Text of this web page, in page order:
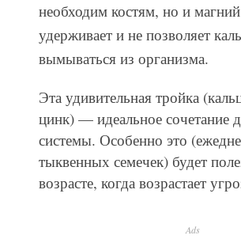
необходим костям, но и
удерживает и не позволяет
вымываться из организма.
Эта удивительная тройка
цинк) — идеальное сочетание
системы. Особенно это
тыквенных семечек) будет
возрасте, когда возрастает
Ads